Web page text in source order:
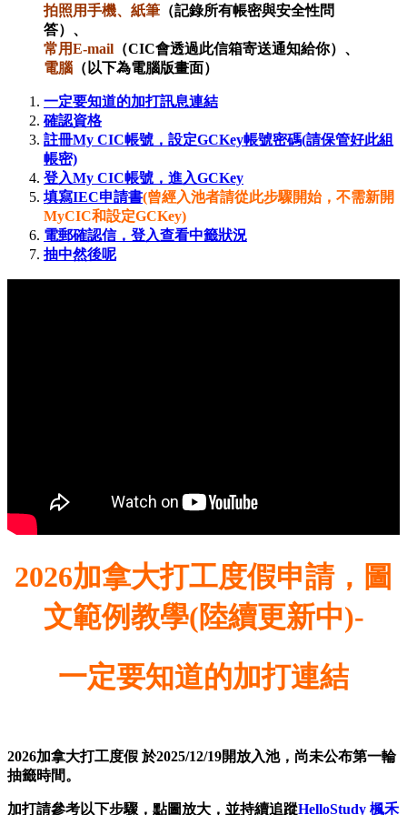
拍照用手機、紙筆 （記錄所有帳密與安全性問
答）、
常用E-mail （CIC會透過此信箱寄送通知給你）、
電腦 （以下為電腦版畫面）
一定要知道的加打訊息連結
確認資格
註冊My CIC帳號，設定GCKey帳號密碼(請保管好此組
帳密)
登入My CIC帳號，進入GCKey
填寫IEC申請書(曾經入池者請從此步驟開始，不需新開
MyCIC和設定GCKey)
電郵確認信，登入查看中籤狀況
抽中然後呢
2026加拿大打工度假申請，圖
文範例教學(陸續更新中)-
一定要知道的加打連結
2026加拿大打工度假 於2025/12/19開放入池，尚未公布第一輪
抽籤時間。
加打請參考以下步驟，點圖放大，並持續追蹤HelloStudy 楓禾